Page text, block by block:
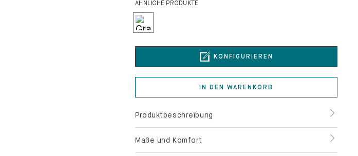
KONFIGURIEREN
IN DEN WARENKORB
ÄHNLICHE PRODUKTE
Produktbeschreibung
Maße und Komfort